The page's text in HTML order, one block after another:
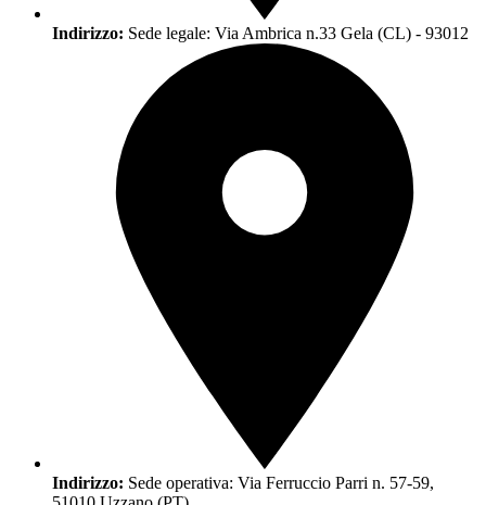
Indirizzo: Sede legale: Via Ambrica n.33 Gela (CL) - 93012
Indirizzo: Sede operativa: Via Ferruccio Parri n. 57-59,